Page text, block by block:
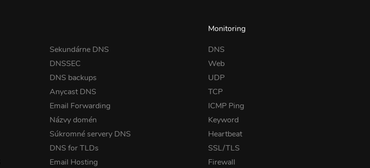
Sekundárne DNS
DNSSEC
DNS backups
Anycast DNS
Email Forwarding
Názvy domén
Súkromné servery DNS
DNS for TLDs
Email Hosting
Monitoring
DNS
Web
UDP
TCP
ICMP Ping
Keyword
Heartbeat
SSL/TLS
Firewall